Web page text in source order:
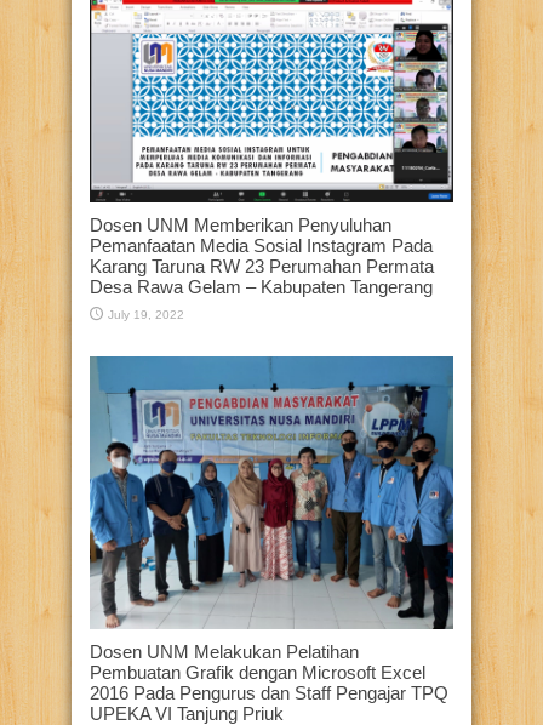
Dosen UNM Memberikan Penyuluhan
Pemanfaatan Media Sosial Instagram Pada
Karang Taruna RW 23 Perumahan Permata
Desa Rawa Gelam – Kabupaten Tangerang
July 19, 2022
Dosen UNM Melakukan Pelatihan
Pembuatan Grafik dengan Microsoft Excel
2016 Pada Pengurus dan Staff Pengajar TPQ
UPEKA VI Tanjung Priuk